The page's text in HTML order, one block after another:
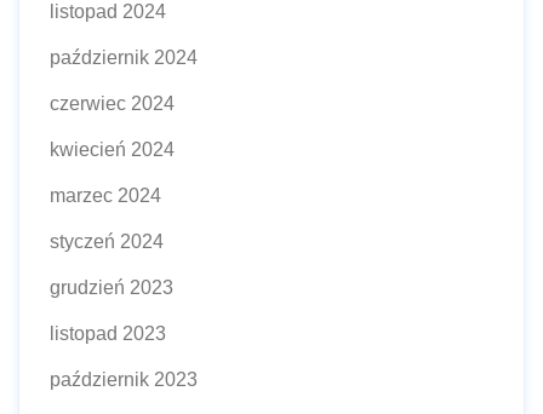
listopad 2024
październik 2024
czerwiec 2024
kwiecień 2024
marzec 2024
styczeń 2024
grudzień 2023
listopad 2023
październik 2023